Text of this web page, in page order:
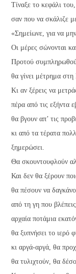
Τίναξε το κεφάλι
σαν που να σκάλιζε
«Σημείωνε, για να μην
Οι μέρες σώνονται
Προτού
θα γίνει μέτρημα
Κι αν ξέρεις να
πέρα από τις εξήντα
θα βγουν απ’ τις
κι από τα τέρατα
ξημερώσει.
Θα σκουντουφλούν
Και δεν θα ξέρουν
θα πέσουν να
από τη γη που
αρχαία ποτάμια
θα ξυπνήσει το ιερό
κι αργά-αργά, θα
θα τυλιχτούν, θα